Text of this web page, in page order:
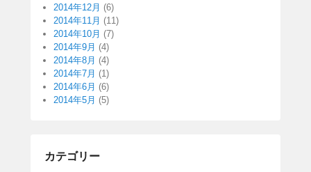
2014年12月 (6)
2014年11月 (11)
2014年10月 (7)
2014年9月 (4)
2014年8月 (4)
2014年7月 (1)
2014年6月 (6)
2014年5月 (5)
カテゴリー